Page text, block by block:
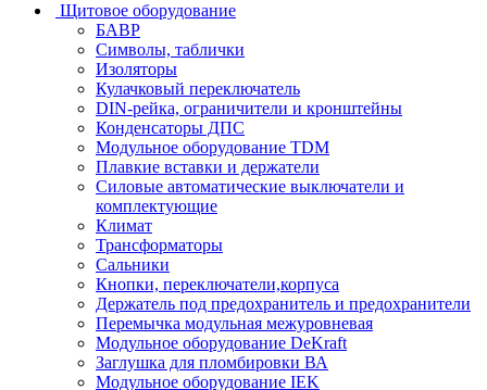
Щитовое оборудование
БАВР
Символы, таблички
Изоляторы
Кулачковый переключатель
DIN-рейка, ограничители и кронштейны
Конденсаторы ДПС
Модульное оборудование TDM
Плавкие вставки и держатели
Силовые автоматические выключатели и
комплектующие
Климат
Трансформаторы
Сальники
Кнопки, переключатели,корпуса
Держатель под предохранитель и предохранители
Перемычка модульная межуровневая
Модульное оборудование DeKraft
Заглушка для пломбировки ВА
Модульное оборудование IEK